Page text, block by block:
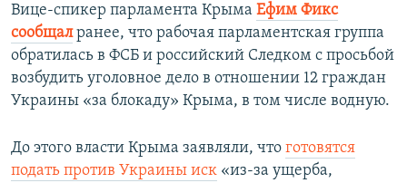
Вице-спикер парламента Крыма Ефим Фикс
сообщалранее, что рабочая парламентская группа
обратилась в ФСБ и российский Следком с просьбой
возбудить уголовное дело в отношении 12 граждан
Украины «за блокаду» Крыма, в том числе водную.
До этого власти Крыма заявляли, что готовятся
подать против Украины иск «из-за ущерба,